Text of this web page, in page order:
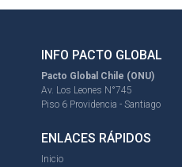
INFO PACTO GLOBAL
Pacto Global Chile (ONU)
Av. Los Leones N°745
Piso 6 Providencia - Santiago
ENLACES RÁPIDOS
Inicio